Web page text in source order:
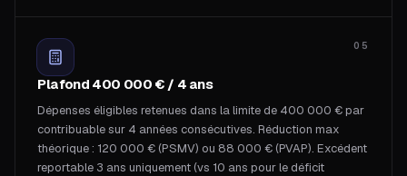
05
Plafond 400 000 € / 4 ans
Dépenses éligibles retenues dans la limite de 400 000 € par
contribuable sur 4 années consécutives. Réduction max
théorique : 120 000 € (PSMV) ou 88 000 € (PVAP). Excédent
reportable 3 ans uniquement (vs 10 ans pour le déficit